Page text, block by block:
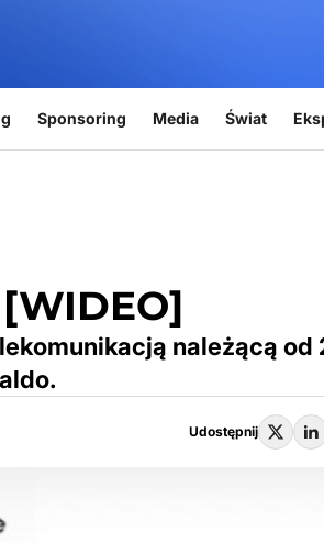
Sponsoring Media Świat
należącą od
Udostępnij